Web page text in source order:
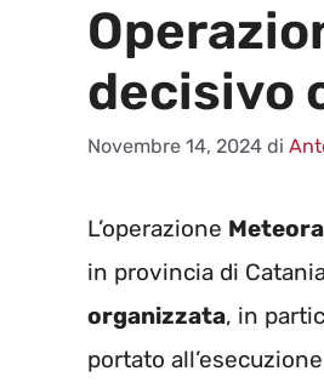
decisivo
Novembre 14, 2024 di
L’operazione Meteora
in provincia di
organizzata, in
portato